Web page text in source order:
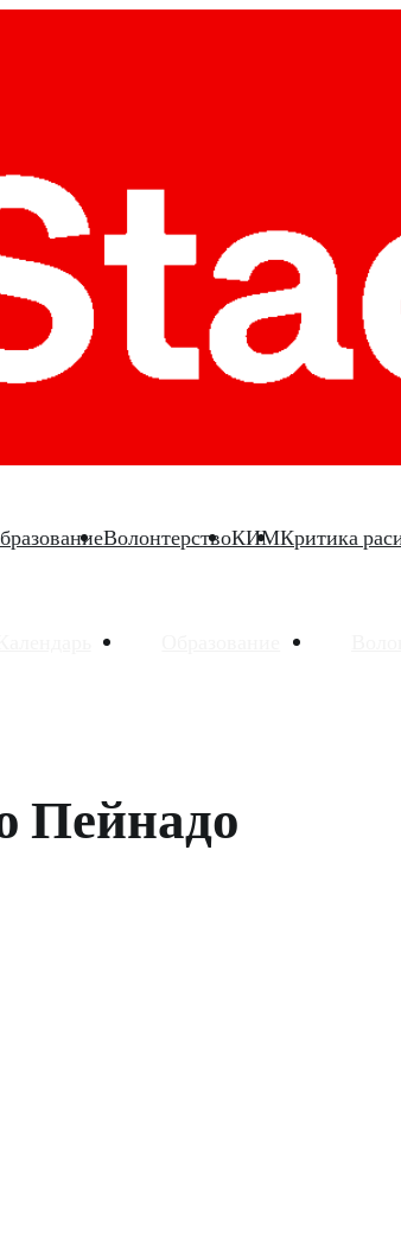
ВолонтерствоКИМКритика
Пейнадо